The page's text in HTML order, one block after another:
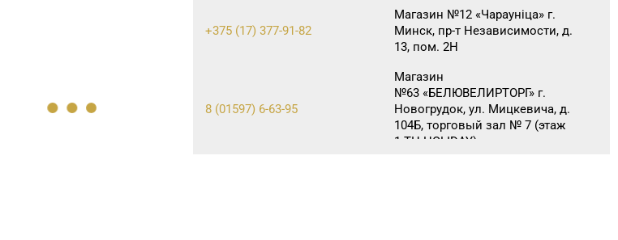
+375 (17) 377-91-82
Магазин №12 «Чараунiца» г.
Минск, пр-т Независимости, д.
13, пом. 2Н
8 (01597) 6-63-95
Магазин
№63 «БЕЛЮВЕЛИРТОРГ» г.
Новогрудок, ул. Мицкевича, д.
104Б, торговый зал № 7 (этаж
1 ТЦ HOLIDAY)